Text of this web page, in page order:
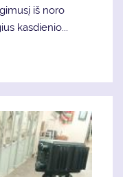
iš noro
kasdienio...